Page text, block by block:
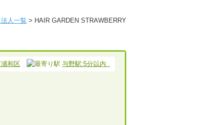
人一覧 > HAIR GARDEN STRAWBERRY
和区 与野駅:5分以内